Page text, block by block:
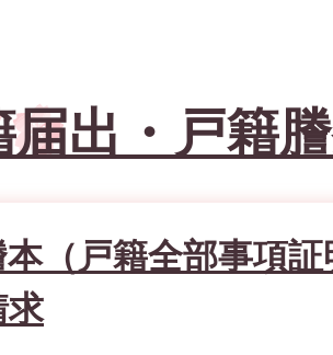
届出・戸籍
本（戸籍全部事項
求